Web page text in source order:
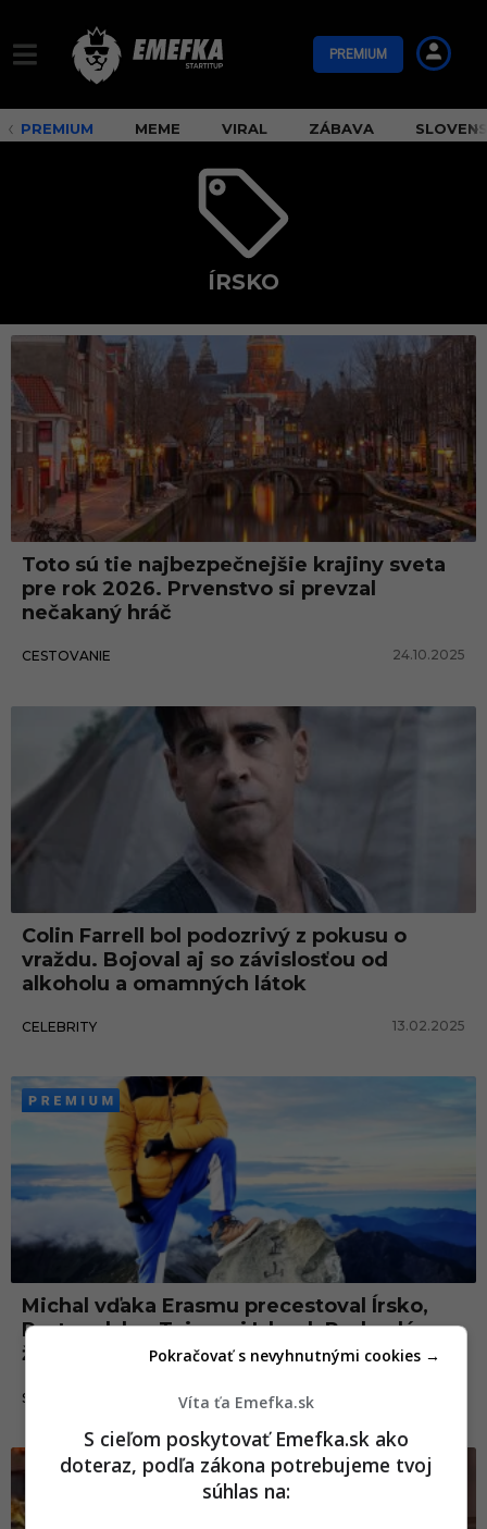
PREMIUM
PREMIUM MEME VIRAL ZÁBAVA
ÍRSKO
í
r
s
k
o
Toto sú tie najbezpečnejšie krajiny sveta
pre rok 2026. Prvenstvo si prevzal
nečakaný hráč
CESTOVANIE 24.10.2025
Colin Farrell bol podozrivý z pokusu o
vraždu. Bojoval aj so závislosťou od
alkoholu a omamných látok
CELEBRITY 13.02.2025
Michal vďaka Erasmu precestoval Írsko,
Portugalsko, Taiwan i Island: Pod polárnou
žiarou sa aj v kontajneri dobre hrabe
SLOVENSKO Víta ťa Emefka.sk
S cieľom poskytovať Emefka.sk ako
doteraz, podľa zákona potrebujeme tvoj
súhlas na:
Pokračovať s nevyhnutnými cookies →